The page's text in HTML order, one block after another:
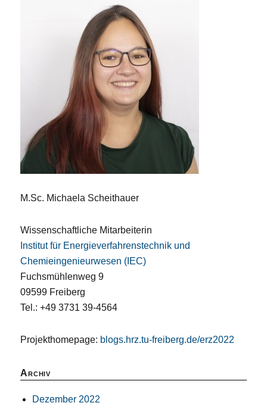
M.Sc. Michaela Scheithauer
Wissenschaftliche Mitarbeiterin
Institut für Energieverfahrenstechnik und
Chemieingenieurwesen (IEC)
Fuchsmühlenweg 9
09599 Freiberg
Tel.: +49 3731 39-4564
Projekthomepage: blogs.hrz.tu-freiberg.de/erz2022
Archiv
Dezember 2022